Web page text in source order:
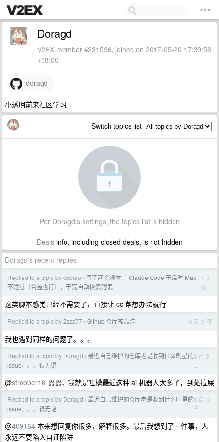
Doragd
V2EX member #231596, joined on 2017-05-20 17:39:58
+08:00
doragd
小透明前来社区学习
Switch topics list
Per Doragd's settings, the topics list is hidden
Dealsinfo, including closed deals, is not hidden
Doragd's recent replies
Replied to a topic by cobiao › 写了两个脚本， Claude Code 干活时 Mac
不睡觉（合盖也行），干完自动恢复睡眠
4 天
前
这类脚本感觉已经不需要了，直接让 cc 帮想办法就行
Replied to a topic by Zzzz77 › Github 仓库被轰炸 6 月 3 日
我也遇到同样的问题了。。。
Replied to a topic by Doragd › 最近自己维护的仓库老是收到什么刷星的
issue。。。很无语
6 月 3
日
@strobber16 嗯嗯，我就是吐槽最近这种 ai 机器人太多了，到处拉屎
Replied to a topic by Doragd › 最近自己维护的仓库老是收到什么刷星的
issue。。。很无语
6 月 3
日
@409164 本来想回复你很多，解释很多。最后我想到了一件事，人
永远不要陷入自证陷阱